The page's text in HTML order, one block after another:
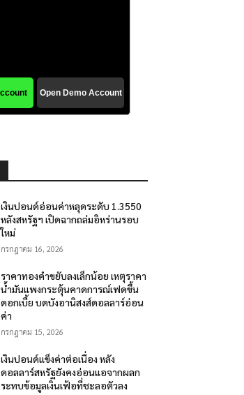
เงินปอนด์อ่อนค่าหลุดระดับ 1.3550
หลังสหรัฐฯ เปิดฉากถล่มอิหร่านรอบ
ใหม่
กรกฎาคม 16, 2026
ราคาทองคำขยับลงเล็กน้อย เหตุราคา
น้ำมันแพงกระตุ้นคาดการณ์เฟดขึ้น
ดอกเบี้ย บดบังอานิสงส์ดอลลาร์อ่อน
ค่า
กรกฎาคม 15, 2026
เงินปอนด์แข็งค่าต่อเนื่อง หลัง
ดอลลาร์สหรัฐยังคงอ่อนแอจากผลก
ระทบข้อมูลเงินเฟ้อที่ชะลอตัวลง